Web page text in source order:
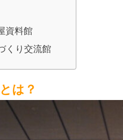
資料館
くり交流館
は？